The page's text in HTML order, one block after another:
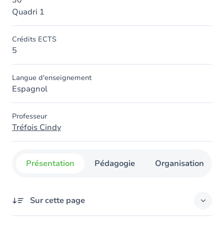
Quadri 1
Crédits ECTS
5
Langue d'enseignement
Espagnol
Professeur
Tréfois Cindy
Présentation Pédagogie Organisation
Sur cette page